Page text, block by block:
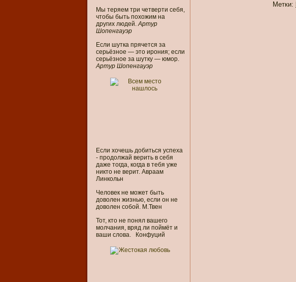
Мы теряем три четверти себя,
чтобы быть похожим на
других людей.Артур
Шопенгауэр
Если шутка прячется за
серьёзное — это ирония; если
серьёзное за шутку — юмор.
Артур Шопенгауэр
Если хочешь добиться успеха
- продолжай верить в себя
даже тогда, когда в тебя уже
никто не верит. Авраам
Линкольн
Человек не может быть
доволен жизнью, если он не
доволен собой. М.Твен
Тот, кто не понял вашего
молчания, вряд ли поймёт и
ваши слова. Конфуций
Метки: